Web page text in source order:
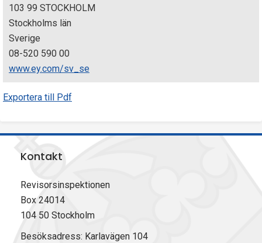
103 99 STOCKHOLM
Stockholms län
Sverige
08-520 590 00
www.ey.com/sv_se
Exportera till Pdf
Kontakt
Revisorsinspektionen
Box 24014
104 50 Stockholm
Besöksadress: Karlavägen 104